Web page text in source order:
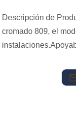
Descripción de
cromado 809, el